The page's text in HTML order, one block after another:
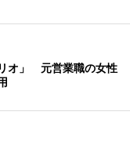
オ」 元営業職の女性